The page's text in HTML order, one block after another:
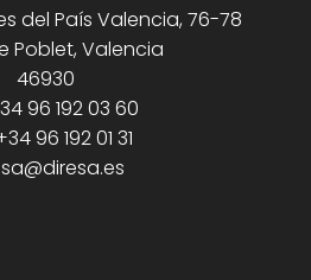
del País Valencia, 76-78
Poblet, Valencia
46930
96 192 03 60
96 192 01 31